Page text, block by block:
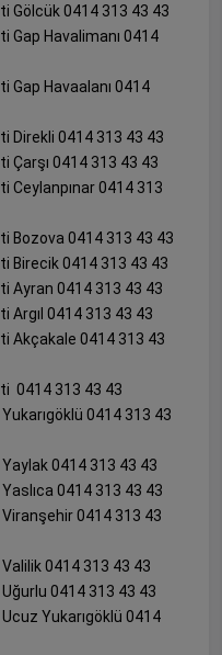
Gölcük 0414 313 43 43
Gap Havalimanı 0414
Gap Havaalanı 0414
Direkli 0414 313 43 43
Çarşı 0414 313 43 43
Ceylanpınar 0414 313
Bozova 0414 313 43 43
Birecik 0414 313 43 43
Ayran 0414 313 43 43
Argıl 0414 313 43 43
Akçakale 0414 313 43
0414 313 43 43
0414 313 43
0414 313 43 43
0414 313 43 43
0414 313 43
0414 313 43 43
0414 313 43 43
Yukarıgöklü 0414